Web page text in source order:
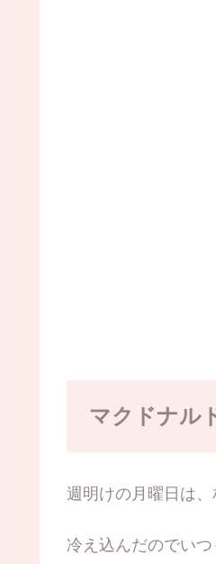
マクドナル
週明けの月曜日は、
冷え込んだのでい